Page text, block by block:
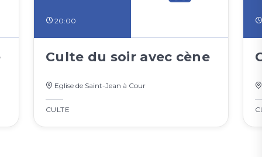
20:00
Culte du soir avec cène
Eglise de Saint-Jean à Cour
CULTE